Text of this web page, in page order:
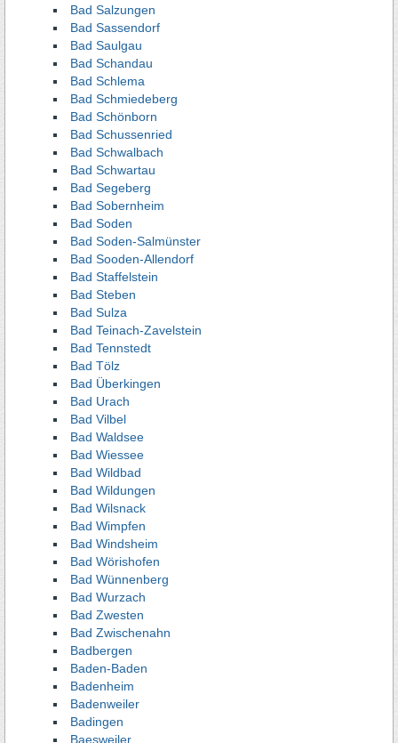
Bad Salzungen
Bad Sassendorf
Bad Saulgau
Bad Schandau
Bad Schlema
Bad Schmiedeberg
Bad Schönborn
Bad Schussenried
Bad Schwalbach
Bad Schwartau
Bad Segeberg
Bad Sobernheim
Bad Soden
Bad Soden-Salmünster
Bad Sooden-Allendorf
Bad Staffelstein
Bad Steben
Bad Sulza
Bad Teinach-Zavelstein
Bad Tennstedt
Bad Tölz
Bad Überkingen
Bad Urach
Bad Vilbel
Bad Waldsee
Bad Wiessee
Bad Wildbad
Bad Wildungen
Bad Wilsnack
Bad Wimpfen
Bad Windsheim
Bad Wörishofen
Bad Wünnenberg
Bad Wurzach
Bad Zwesten
Bad Zwischenahn
Badbergen
Baden-Baden
Badenheim
Badenweiler
Badingen
Baesweiler